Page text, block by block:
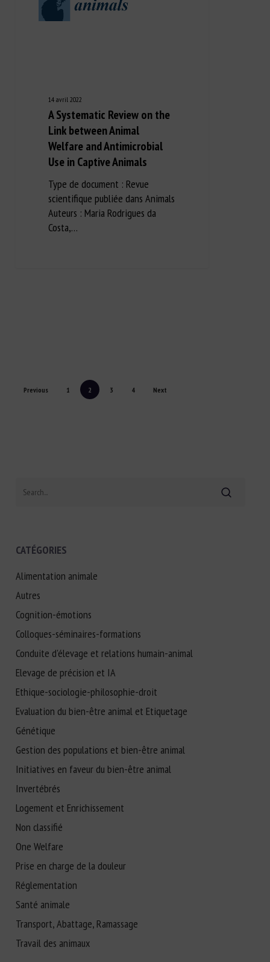
14 avril 2022
A Systematic Review on the
Link between Animal
Welfare and Antimicrobial
Use in Captive Animals
Type de document : Revue
scientifique publiée dans Animals
Auteurs : Maria Rodrigues da
Costa,…
Previous 1 2 3 4 Next
CATÉGORIES
Alimentation animale
Autres
Cognition-émotions
Colloques-séminaires-formations
Conduite d'élevage et relations humain-animal
Elevage de précision et IA
Ethique-sociologie-philosophie-droit
Evaluation du bien-être animal et Etiquetage
Génétique
Gestion des populations et bien-être animal
Initiatives en faveur du bien-être animal
Invertébrés
Logement et Enrichissement
Non classifié
One Welfare
Prise en charge de la douleur
Réglementation
Santé animale
Transport, Abattage, Ramassage
Travail des animaux